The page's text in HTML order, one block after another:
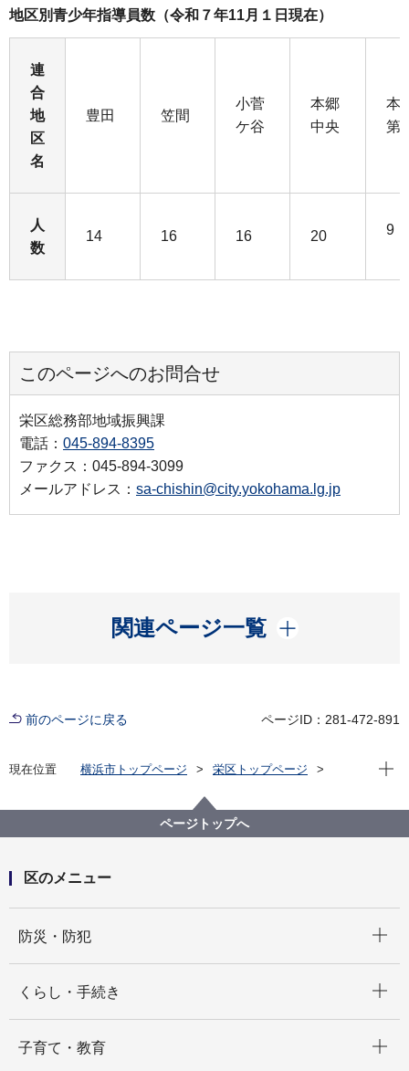
地区別青少年指導員数（令和７年11月１日現在）
連
合
地
区
名
豊田 笠間
小菅
ケ谷
本郷
中央
本
第
人
数
14 16 16 20 9
このページへのお問合せ
栄区総務部地域振興課
電話： 045-894-8395
ファクス：045-894-3099
メールアドレス： sa-chishin@city.yokohama.lg.jp
関連ページ一覧
開く
前のページに戻る ページID：281-472-891
現在位置 横浜市トップページ
栄区トップページ
栄区青少年指導員協議会『私たち、青指です！』
現在
ページトップへ
区のメニュー
防災・防犯
くらし・手続き
子育て・教育